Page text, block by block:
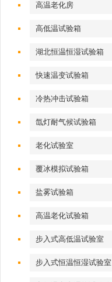
高温老化房
高低温试验箱
湖北恒温恒湿试验箱
快速温变试验箱
冷热冲击试验箱
氙灯耐气候试验箱
老化试验室
覆冰模拟试验箱
盐雾试验箱
高温老化试验箱
步入式高低温试验室
步入式恒温恒湿试验室